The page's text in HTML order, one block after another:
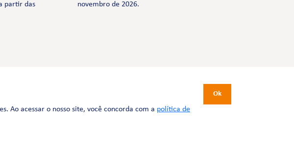
partir das
novembro de 2026.
Ao acessar o nosso site, você concorda com a política de
Ok